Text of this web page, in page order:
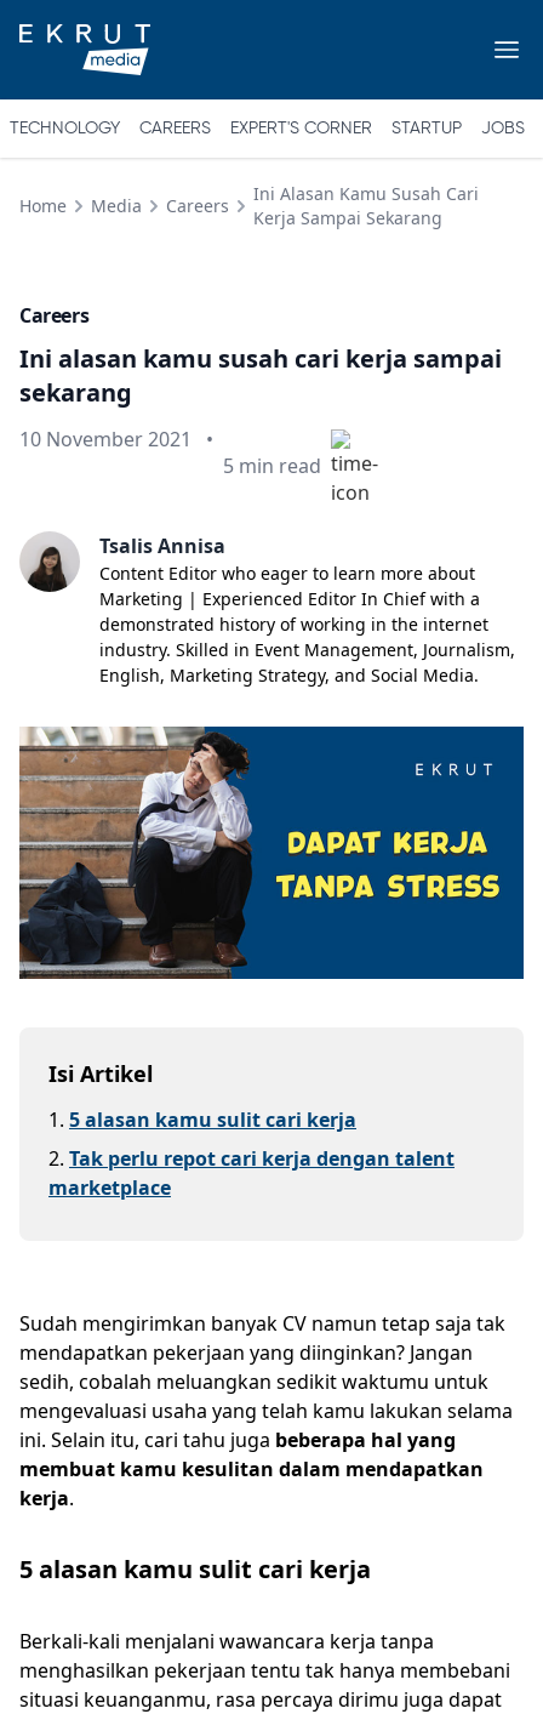
TECHNOLOGY CAREERS EXPERT'S CORNER STARTUP JOBS
Home Media Careers
Ini Alasan Kamu Susah Cari
Kerja Sampai Sekarang
Careers
Ini alasan kamu susah cari kerja sampai
sekarang
Published on
10 November 2021
•
Min read
5 min read
Tsalis Annisa
Content Editor who eager to learn more about
Marketing | Experienced Editor In Chief with a
demonstrated history of working in the internet
industry. Skilled in Event Management, Journalism,
English, Marketing Strategy, and Social Media.
Isi Artikel
1. 5 alasan kamu sulit cari kerja
2. Tak perlu repot cari kerja dengan talent
marketplace
Sudah mengirimkan banyak CV namun tetap saja tak
mendapatkan pekerjaan yang diinginkan? Jangan
sedih, cobalah meluangkan sedikit waktumu untuk
mengevaluasi usaha yang telah kamu lakukan selama
ini. Selain itu, cari tahu juga beberapa hal yang
membuat kamu kesulitan dalam mendapatkan
kerja.
5 alasan kamu sulit cari kerja
Berkali-kali menjalani wawancara kerja tanpa
menghasilkan pekerjaan tentu tak hanya membebani
situasi keuanganmu, rasa percaya dirimu juga dapat